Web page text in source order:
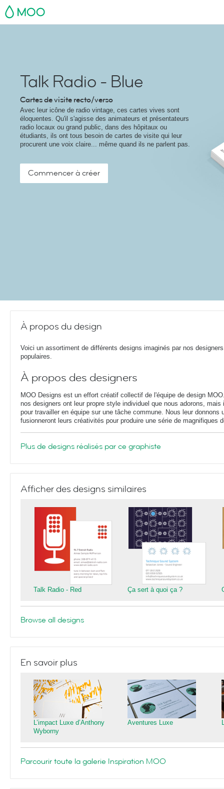
MOO
Talk Radio - Blue
Cartes de visite recto/verso
Avec leur icône de radio vintage, ces cartes vives sont
éloquentes. Qu'il s'agisse des animateurs et présentateurs
radio locaux ou grand public, dans des hôpitaux ou
étudiants, ils ont tous besoin de cartes de visite qui leur
procurent une voix claire... même quand ils ne parlent pas.
Commencer à créer
À propos du design
Voici un assortiment de différents designs imaginés par nos
populaires.
À propos des designers
MOO Designs est un effort créatif collectif de l'équipe de design
nos designers ont leur propre style individuel que nous adorons,
pour travailler en équipe sur une tâche commune. Nous leur donnons
fusionneront leurs créativités pour produire une série de magnifiques
Plus de designs réalisés par ce graphiste
Afficher des designs similaires
Talk Radio - Red Ça sert à quoi ça ?
Browse all designs
En savoir plus
L’impact Luxe d’Anthony
Wyborny
Aventures Luxe
Parcourir toute la galerie Inspiration MOO